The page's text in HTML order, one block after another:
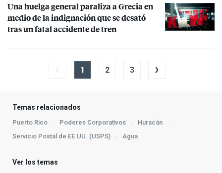
Una huelga general paraliza a Grecia en
medio de la indignación que se desató
tras un fatal accidente de tren
1 2 3 ›
Temas relacionados
Puerto Rico Poderes Corporativos
Huracán
Servicio Postal de EE.UU. (USPS)
Agua
Ver los temas